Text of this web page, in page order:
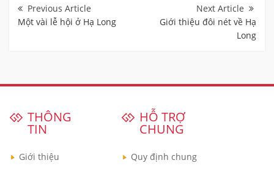
hướng
bài
viết
Một vài lễ hội ở Hạ Long
Giới thiệu đôi nét về Hạ
Long
THÔNG
TIN
Giới thiệu
HỖ TRỢ
CHUNG
Quy định chung